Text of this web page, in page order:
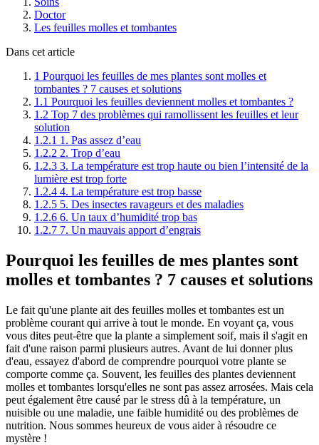
Doctor
Les feuilles molles et tombantes
Dans cet article
1 Pourquoi les feuilles de mes plantes sont molles et
tombantes ? 7 causes et solutions
1.1 Pourquoi les feuilles deviennent molles et tombantes ?
1.2 Top 7 des problèmes qui ramollissent les feuilles et leur
solution
1.2.1 1. Pas assez d’eau
1.2.2 2. Trop d’eau
1.2.3 3. La température est trop haute ou bien l’intensité de la
lumière est trop forte
1.2.4 4. La température est trop basse
1.2.5 5. Des insectes ravageurs et des maladies
1.2.6 6. Un taux d’humidité trop bas
1.2.7 7. Un mauvais apport d’engrais
Pourquoi les feuilles de mes plantes sont
molles et tombantes ? 7 causes et solutions
Le fait qu'une plante ait des feuilles molles et tombantes est un
problème courant qui arrive à tout le monde. En voyant ça, vous
vous dites peut-être que la plante a simplement soif, mais il s'agit en
fait d'une raison parmi plusieurs autres. Avant de lui donner plus
d'eau, essayez d'abord de comprendre pourquoi votre plante se
comporte comme ça. Souvent, les feuilles des plantes deviennent
molles et tombantes lorsqu'elles ne sont pas assez arrosées. Mais cela
peut également être causé par le stress dû à la température, un
nuisible ou une maladie, une faible humidité ou des problèmes de
nutrition. Nous sommes heureux de vous aider à résoudre ce
mystère !